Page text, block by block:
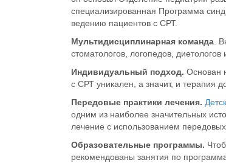
специализированная Программа
ведению пациентов с СРТ.
Мультидисциплинарная команда .
стоматологов, логопедов,
Индивидуальный подход. Основан
с СРТ уникален, а значит, и терапия
Передовые практики лечения.
одним из наиболее значительных
лечение с использованием
Образовательные программы.
рекомендованы занятия по